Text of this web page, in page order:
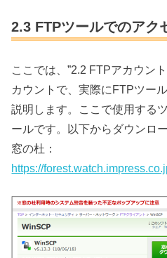
2.3 FTPツールでのアク
ここでは、”2.2 FTPアカウン
カウントで、実際にFTPツー
説明します。ここで使用する
ールです。以下からダウンロ
窓の杜：
https://